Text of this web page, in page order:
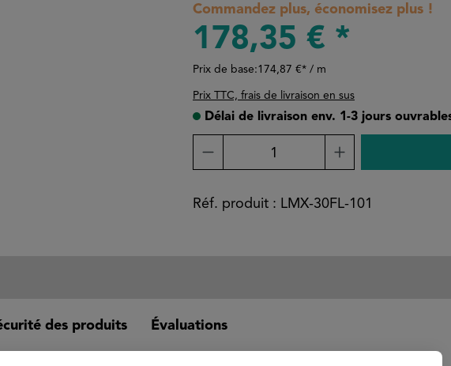
Quantité de produit : Entrez
Commandez plus, économisez plus !
178,35 € *
Prix de base:174,87 €* / m
Prix TTC, frais de livraison en sus
Délai de livraison env. 1-3 jours
Réf. produit : LMX-30FL-101
des produits Évaluations